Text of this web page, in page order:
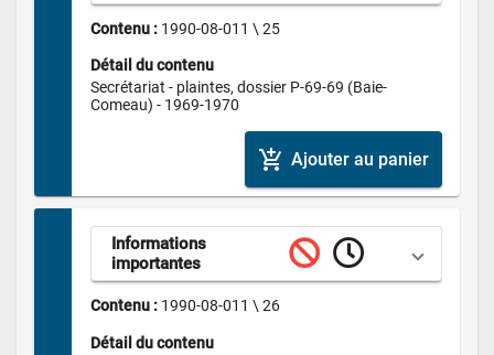
Contenu : 1990-08-011 \ 25
Détail du contenu
Secrétariat - plaintes, dossier P-69-69 (Baie-
Comeau) - 1969-1970
add_shopping_cart Ajouter au panier
Informations
importantes
Contenu : 1990-08-011 \ 26
Détail du contenu